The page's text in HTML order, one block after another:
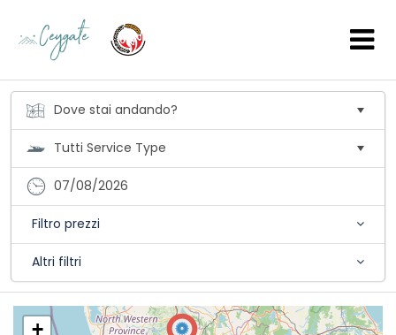
07/08/2026
Filtro prezzi
Altri filtri
+